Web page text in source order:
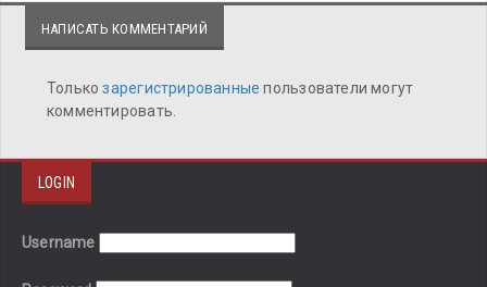
НАПИСАТЬ КОММЕНТАРИЙ
Толькозарегистрированныепользователи могут
комментировать.
LOGIN
Username